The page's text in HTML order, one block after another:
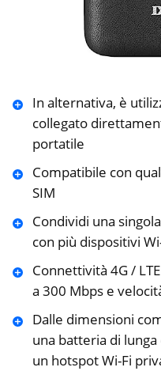
In alternativa, è
collegato
portatile
Compatibile con
SIM
Condividi una
con più dispositivi
Connettività 4G /
a 300 Mbps e
Dalle dimensioni
una batteria di
un hotspot Wi-Fi